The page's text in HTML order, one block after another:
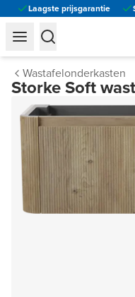
Laagste prijsgarantie
Wastafelonderkasten
Storke Soft